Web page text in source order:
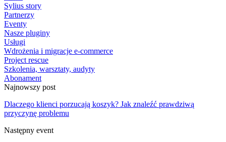
Sylius story
Partnerzy
Eventy
Nasze pluginy
Usługi
Wdrożenia i migracje e-commerce
Project rescue
Szkolenia, warsztaty, audyty
Abonament
Najnowszy post
Dlaczego klienci porzucają koszyk? Jak znaleźć prawdziwą
przyczynę problemu
Następny event